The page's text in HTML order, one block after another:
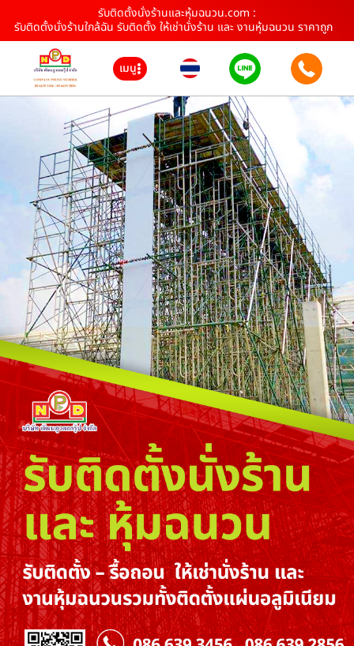
รับติดตั้งนั่งร้านและหุ้มฉนวน.com :
รับติดตั้งนั่งร้านใกล้ฉัน รับติดตั้ง ให้เช่านั่งร้าน และ งานหุ้มฉนวน ราคาถูก
เมนู